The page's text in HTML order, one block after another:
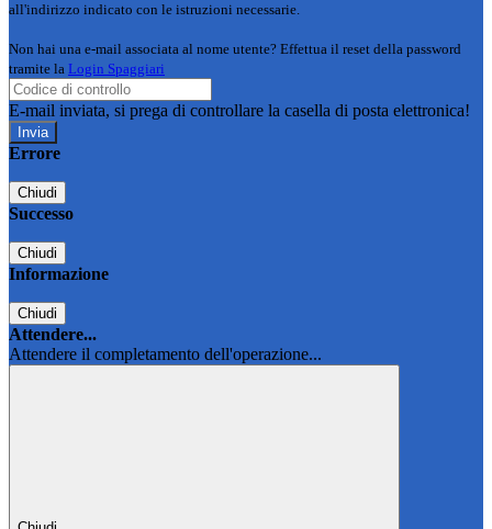
all'indirizzo indicato con le istruzioni necessarie.
Non hai una e-mail associata al nome utente? Effettua il reset della password
tramite la Login Spaggiari
E-mail inviata, si prega di controllare la casella di posta elettronica!
Errore
Chiudi
Successo
Chiudi
Informazione
Chiudi
Attendere...
Attendere il completamento dell'operazione...